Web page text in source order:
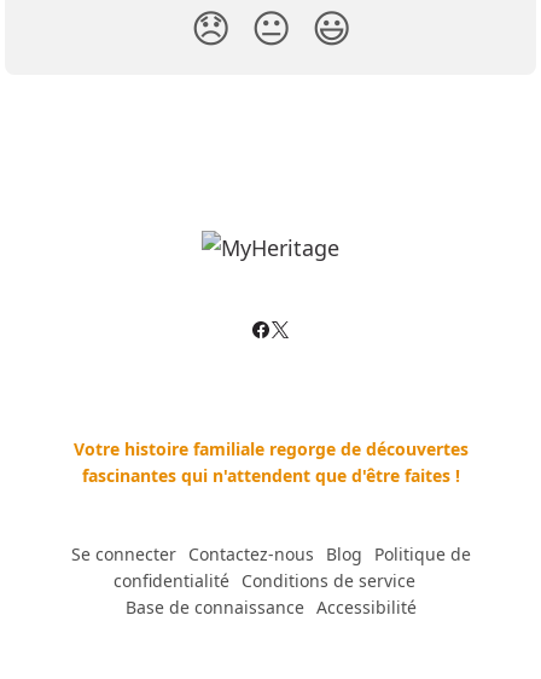
😞 😐 😃
Votre histoire familiale regorge de découvertes
fascinantes qui n'attendent que d'être faites !
Se connecter-- Contactez-nous Blog
Politique de
confidentialité Conditions de service
Base de connaissance-- Accessibilité